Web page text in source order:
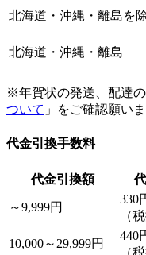
北海道・沖縄・離島を
北海道・沖縄・離島
※年賀状の発送、配達
ついて 」をご確認願いま
代金引換手数料
代金引換額
～9,999円
330
（
10,000～29,999円
440
（